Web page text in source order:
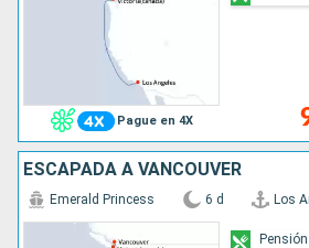
Pague en 4X
ESCAPADA A VANCOUVER
Emerald Princess 6 d Los